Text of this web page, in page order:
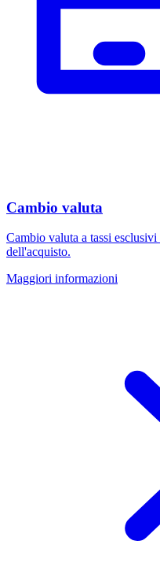
Cambio valuta
Cambio valuta a tassi
dell'acquisto.
Maggiori informazioni